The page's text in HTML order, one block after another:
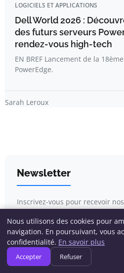
LOGICIELS ET APPLICATIONS
Dell World 2026 :
des futurs serveurs
rendez-vous high-tech
EN BREF Lancement de la
PowerEdge.
Sarah Leroux
Newsletter
Inscrivez-vous pour recevoir
Nous utilisons des cookies pour
navigation. En poursuivant, vous
confidentialité. En savoir plus
Accepter Refuser